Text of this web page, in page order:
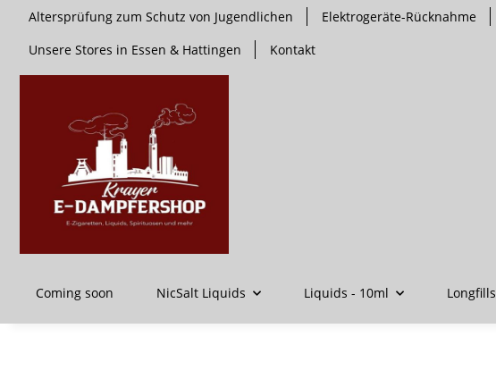
Altersprüfung zum Schutz von Jugendlichen Elektrogeräte-Rücknahme
Unsere Stores in Essen & Hattingen
Kontakt
Coming soon NicSalt Liquids Liquids - 10ml Longfills